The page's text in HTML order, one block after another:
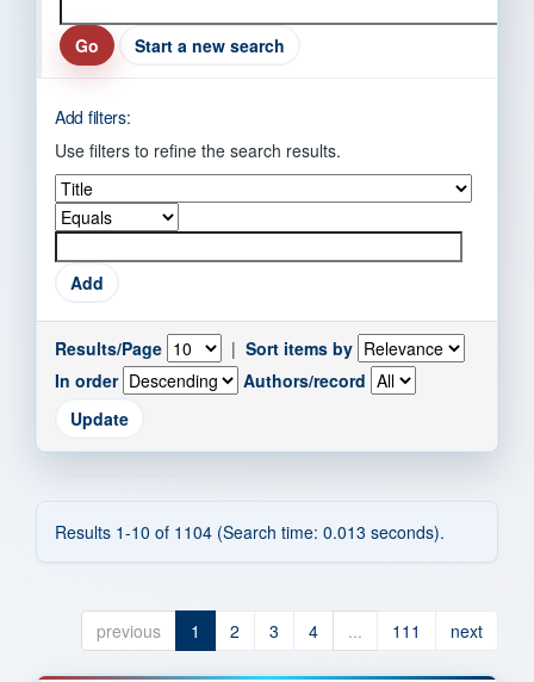
Start a new search
Add filters:
Use filters to refine the search results.
Results/Page | Sort items by
In order
Authors/record
Results 1-10 of 1104 (Search time: 0.013 seconds).
previous 1 2 3 4 ... 111 next